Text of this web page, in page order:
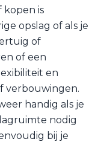
kopen is
opslag of als je
of
of een
en
verbouwingen.
handig als je
nodig
bij je